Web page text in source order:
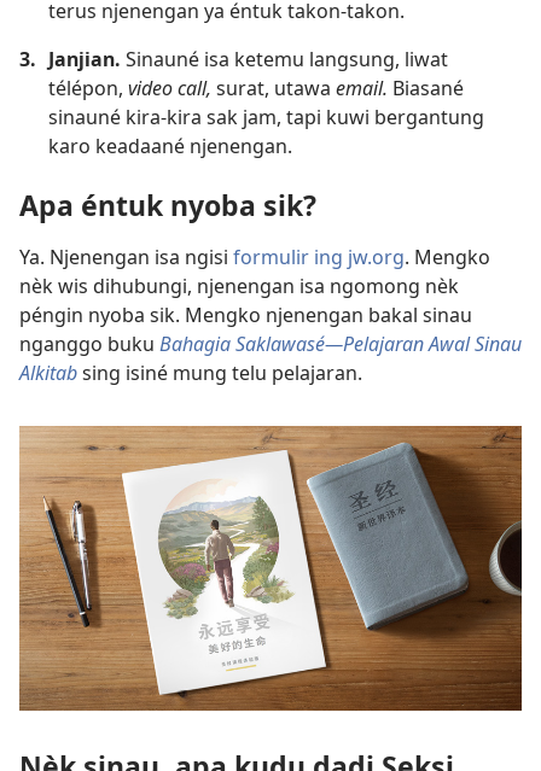
terus njenengan ya éntuk takon-takon.
3. Janjian. Sinauné isa ketemu langsung, liwat
télépon, video call, surat, utawa email. Biasané
sinauné kira-kira sak jam, tapi kuwi bergantung
karo keadaané njenengan.
Apa éntuk nyoba sik?
Ya. Njenengan isa ngisi formulir ing jw.org. Mengko
nèk wis dihubungi, njenengan isa ngomong nèk
péngin nyoba sik. Mengko njenengan bakal sinau
nganggo buku Bahagia Saklawasé—Pelajaran Awal Sinau
Alkitabsing isiné mung telu pelajaran.